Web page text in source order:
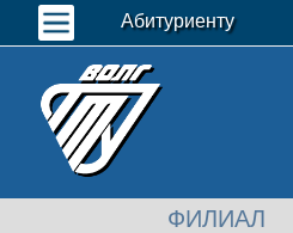
Абитуриенту
ФИЛИАЛ